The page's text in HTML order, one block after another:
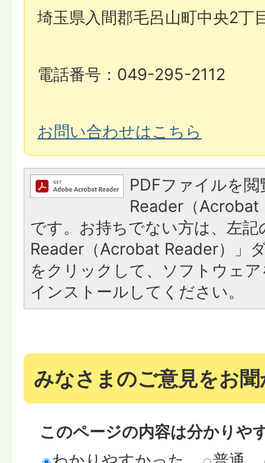
埼玉県入間郡毛呂山町中央2丁
電話番号：049-295-2112
お問い合わせはこちら
PDFファイルを
Reader（Acrobat
です。お持ちでない方は、左
Reader（Acrobat Reader）」
をクリックして、ソフトウェ
インストールしてください。
みなさまのご意見をお
このページの内容は分かりや